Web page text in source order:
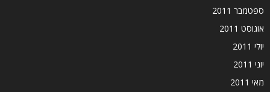
ספטמבר 2011
אוגוסט 2011
יולי 2011
יוני 2011
מאי 2011